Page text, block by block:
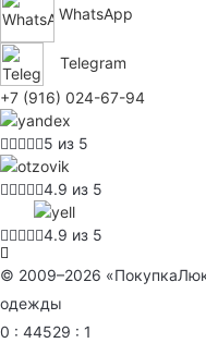
WhatsApp
Telegram
+7 (916) 024-67-94
5 из 5
4.9 из 5
4.9 из 5
© 2009–2026
одежды
0 : 44529 : 1